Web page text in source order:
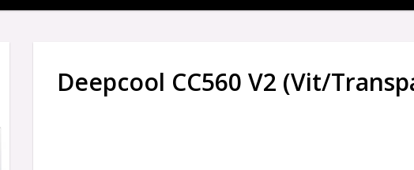
Deepcool CC560 V2 (Vit/